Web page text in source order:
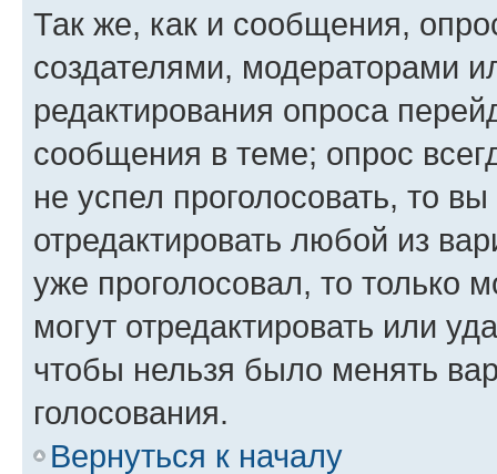
Так же, как и сообщения,
создателями, модераторами
редактирования опроса
сообщения в теме; опрос
не успел проголосовать, то
отредактировать любой из
уже проголосовал, то только
могут отредактировать или
чтобы нельзя было менять
голосования.
Вернуться к началу